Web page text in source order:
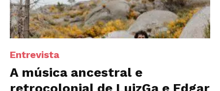
Entrevista
A música ancestral e